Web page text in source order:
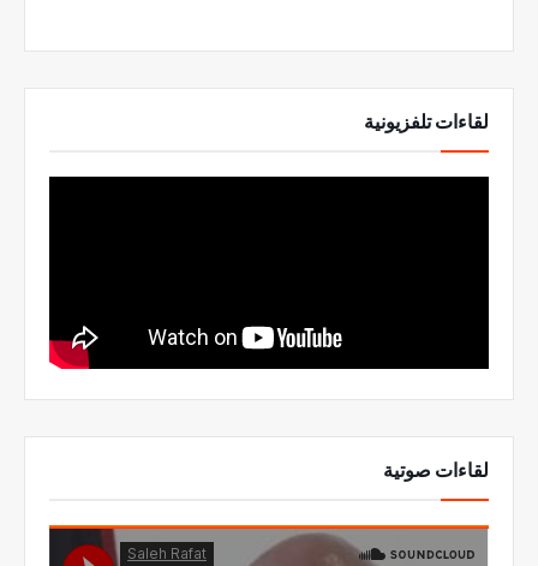
لقاءات تلفزيونية
لقاءات صوتية